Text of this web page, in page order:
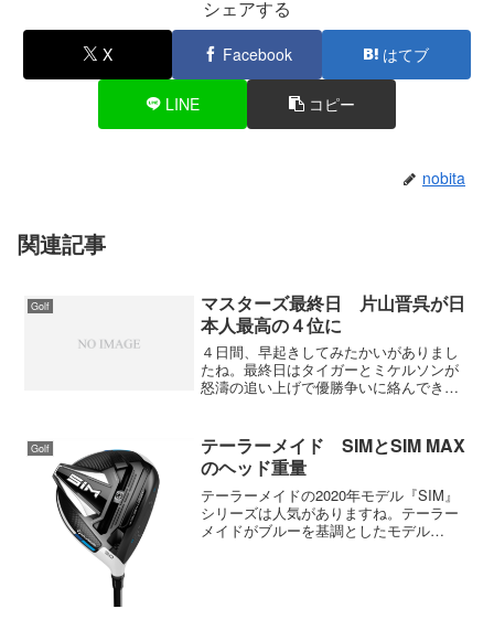
シェアする
X Facebook はてブ
LINE コピー
nobita
関連記事
Golf
マスターズ最終日 片山晋呉が日
本人最高の４位に
４日間、早起きしてみたかいがありまし
たね。最終日はタイガーとミケルソンが
怒濤の追い上げで優勝争いに絡んでき
れた。１５番では短いバーディーパット
を外した時はガッカリしたけ...
Golf
テーラーメイド SIMとSIM MAX
のヘッド重量
テーラーメイドの2020年モデル『SIM』
シリーズは人気がありますね。テーラー
メイドがブルーを基調としたモデル